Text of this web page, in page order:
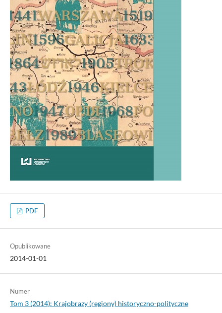
PDF
Opublikowane
2014-01-01
Numer
Tom 3 (2014): Krajobrazy (regiony) historyczno-polityczne